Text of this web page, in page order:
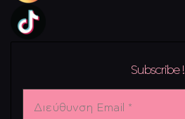
Subscribe !
Email